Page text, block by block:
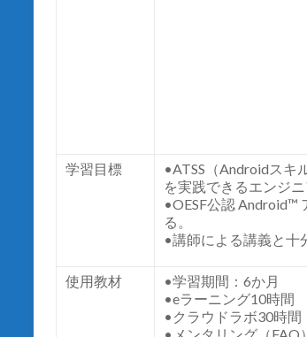
学習目標 •ATSS （Androidスキ
を実践できるエンジニ
•OESF公認Android™
る。
•講師による講義と十
使用教材
•学習期間：6か月
•eラーニング10時間
•クラウドラボ30時間